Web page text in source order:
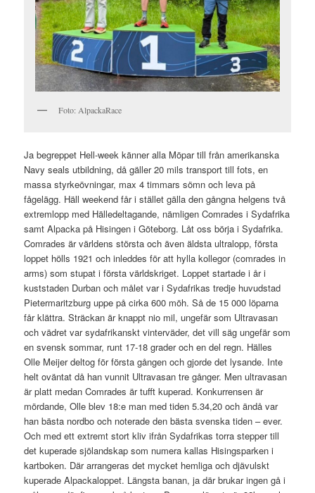
Foto: AlpackaRace
Ja begreppet Hell-week känner alla Möpar till från amerikanska
Navy seals utbildning, då gäller 20 mils transport till fots, en
massa styrkeövningar, max 4 timmars sömn och leva på
fågelägg. Häll weekend får i stället gälla den gångna helgens två
extremlopp med Hälledeltagande, nämligen Comrades i Sydafrika
samt Alpacka på Hisingen i Göteborg. Låt oss börja i Sydafrika.
Comrades är världens största och även äldsta ultralopp, första
loppet hölls 1921 och inleddes för att hylla kollegor (comrades in
arms) som stupat i första världskriget. Loppet startade i år i
kuststaden Durban och målet var i Sydafrikas tredje huvudstad
Pietermaritzburg uppe på cirka 600 möh. Så de 15 000 löparna
får klättra. Sträckan är knappt nio mil, ungefär som Ultravasan
och vädret var sydafrikanskt vinterväder, det vill säg ungefär som
en svensk sommar, runt 17-18 grader och en del regn. Hälles
Olle Meijer deltog för första gången och gjorde det lysande. Inte
helt oväntat då han vunnit Ultravasan tre gånger. Men ultravasan
är platt medan Comrades är tufft kuperad. Konkurrensen är
mördande, Olle blev 18:e man med tiden 5.34,20 och ändå var
han bästa nordbo och noterade den bästa svenska tiden – ever.
Och med ett extremt stort kliv ifrån Sydafrikas torra stepper till
det kuperade sjölandskap som numera kallas Hisingsparken i
kartboken. Där arrangeras det mycket hemliga och djävulskt
kuperade Alpackaloppet. Längsta banan, ja där brukar ingen gå i